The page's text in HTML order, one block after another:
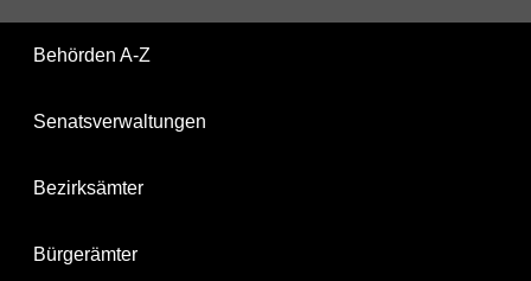
Behörden A-Z
Senatsverwaltungen
Bezirksämter
Bürgerämter